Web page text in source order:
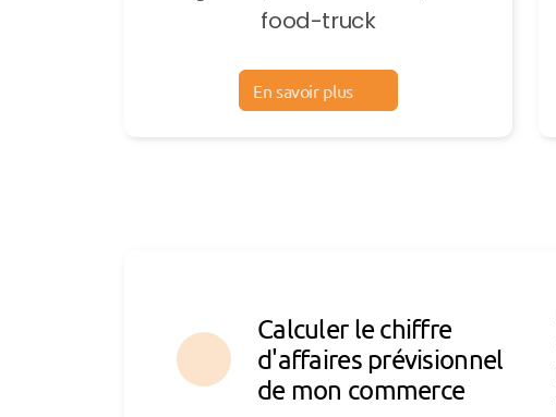
food-truck
En savoir plus
Calculer le chiffre
d'affaires prévisionnel
de mon commerce